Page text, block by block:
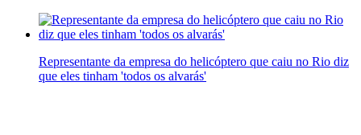
Representante da empresa do helicóptero que caiu no Rio diz
que eles tinham 'todos os alvarás'